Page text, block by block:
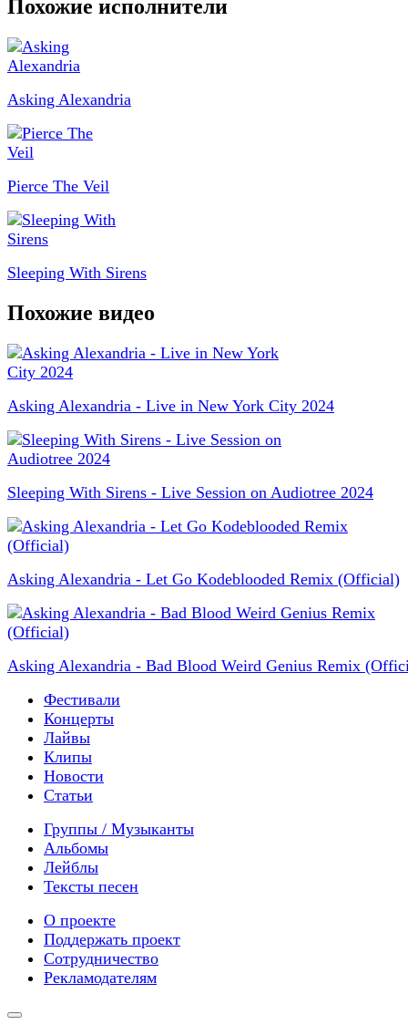
Похожие исполнители
Asking Alexandria
Pierce The Veil
Sleeping With Sirens
Похожие видео
Asking Alexandria - Live in New York City 2024
Sleeping With Sirens - Live Session on Audiotree 2024
Asking Alexandria - Let Go Kodeblooded Remix (Official)
Asking Alexandria - Bad Blood Weird Genius Remix
Фестивали
Концерты
Лайвы
Клипы
Новости
Статьи
Группы / Музыканты
Альбомы
Лейблы
Тексты песен
О проекте
Поддержать проект
Сотрудничество
Рекламодателям